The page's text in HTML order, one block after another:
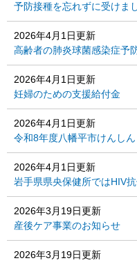
予防接種を忘れずに受けま
2026年4月1日更新
高齢者の肺炎球菌感染症予
2026年4月1日更新
妊婦のための支援給付金
2026年4月1日更新
令和8年度八幡平市けんし
2026年4月1日更新
岩手県県央保健所ではHIV
2026年3月19日更新
産後ケア事業のお知らせ
2026年3月19日更新